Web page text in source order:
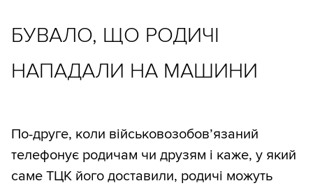
БУВАЛО, ЩО РОДИЧІ
НАПАДАЛИ НА МАШИНИ
По-друге, коли військовозобов’язаний
телефонує родичам чи друзям і каже, у який
саме ТЦК його доставили, родичі можуть